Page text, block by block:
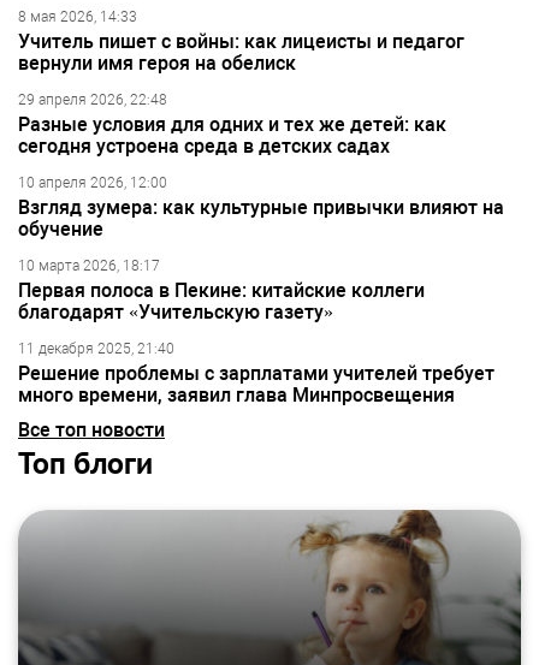
8 мая 2026, 14:33
Учитель пишет с войны: как лицеисты и педагог
вернули имя героя на обелиск
29 апреля 2026, 22:48
Разные условия для одних и тех же детей: как
сегодня устроена среда в детских садах
10 апреля 2026, 12:00
Взгляд зумера: как культурные привычки влияют на
обучение
10 марта 2026, 18:17
Первая полоса в Пекине: китайские коллеги
благодарят «Учительскую газету»
11 декабря 2025, 21:40
Решение проблемы с зарплатами учителей требует
много времени, заявил глава Минпросвещения
Все топ новости
Топ блоги